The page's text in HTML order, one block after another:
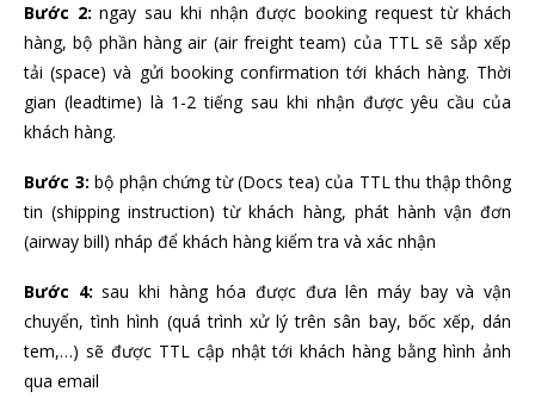
Bước 2: ngay sau khi nhận được booking request từ khách
hàng, bộ phần hàng air (air freight team) của TTL sẽ sắp xếp
tải (space) và gửi booking confirmation tới khách hàng. Thời
gian (leadtime) là 1-2 tiếng sau khi nhận được yêu cầu của
khách hàng.
Bước 3: bộ phận chứng từ (Docs tea) của TTL thu thập thông
tin (shipping instruction) từ khách hàng, phát hành vận đơn
(airway bill) nháp để khách hàng kiểm tra và xác nhận
Bước 4:sau khi hàng hóa được đưa lên máy bay và vận
chuyển, tình hình (quá trình xử lý trên sân bay, bốc xếp, dán
tem,…) sẽ được TTL cập nhật tới khách hàng bằng hình ảnh
qua email